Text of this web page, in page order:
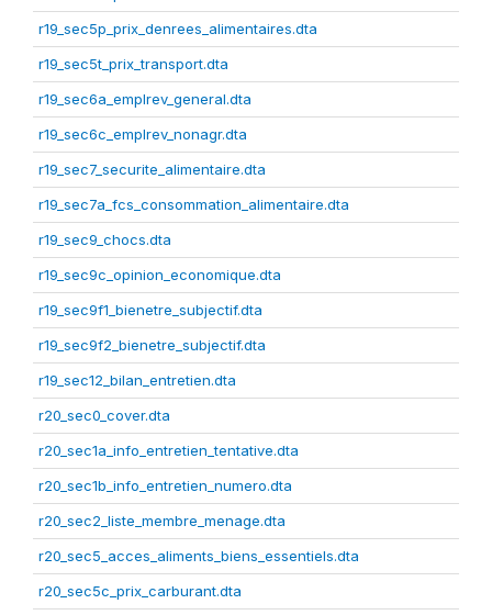
r19_sec5p_prix_denrees_alimentaires.dta
r19_sec5t_prix_transport.dta
r19_sec6a_emplrev_general.dta
r19_sec6c_emplrev_nonagr.dta
r19_sec7_securite_alimentaire.dta
r19_sec7a_fcs_consommation_alimentaire.dta
r19_sec9_chocs.dta
r19_sec9c_opinion_economique.dta
r19_sec9f1_bienetre_subjectif.dta
r19_sec9f2_bienetre_subjectif.dta
r19_sec12_bilan_entretien.dta
r20_sec0_cover.dta
r20_sec1a_info_entretien_tentative.dta
r20_sec1b_info_entretien_numero.dta
r20_sec2_liste_membre_menage.dta
r20_sec5_acces_aliments_biens_essentiels.dta
r20_sec5c_prix_carburant.dta